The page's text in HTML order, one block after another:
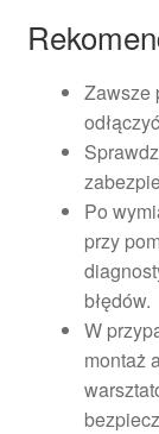
Zawsze
Po
przy
błędów.
W
montaż